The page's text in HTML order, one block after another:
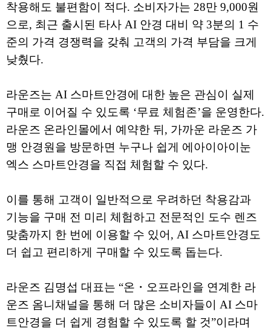
착용해도 불편함이 적다. 소비자가는 28만 9,000원
으로, 최근 출시된 타사 AI 안경 대비 약 3분의 1 수
준의 가격 경쟁력을 갖춰 고객의 가격 부담을 크게
낮췄다.
라운즈는 AI 스마트안경에 대한 높은 관심이 실제
구매로 이어질 수 있도록 ‘무료 체험존’을 운영한다.
라운즈 온라인몰에서 예약한 뒤, 가까운 라운즈 가
맹 안경원을 방문하면 누구나 쉽게 에아이아이눈
엑스 스마트안경을 직접 체험할 수 있다.
이를 통해 고객이 일반적으로 우려하던 착용감과
기능을 구매 전 미리 체험하고 전문적인 도수 렌즈
맞춤까지 한 번에 이용할 수 있어, AI 스마트안경도
더 쉽고 편리하게 구매할 수 있도록 돕는다.
라운즈 김명섭 대표는 “온・오프라인을 연계한 라
운즈 옴니채널을 통해 더 많은 소비자들이 AI 스마
트안경을 더 쉽게 경험할 수 있도록 할 것”이라며